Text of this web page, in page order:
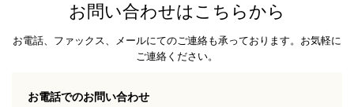
お問い合わせはこちらから
お電話、ファックス、メールにてのご連絡も承っております。お気軽に
ご連絡ください。
お電話でのお問い合わせ